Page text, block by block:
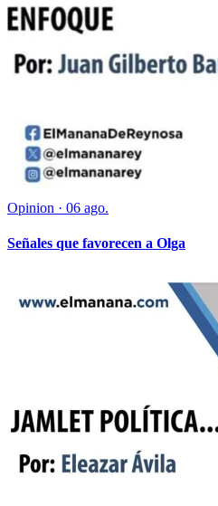
Opinion · 06 ago.
Señales que favorecen a Olga